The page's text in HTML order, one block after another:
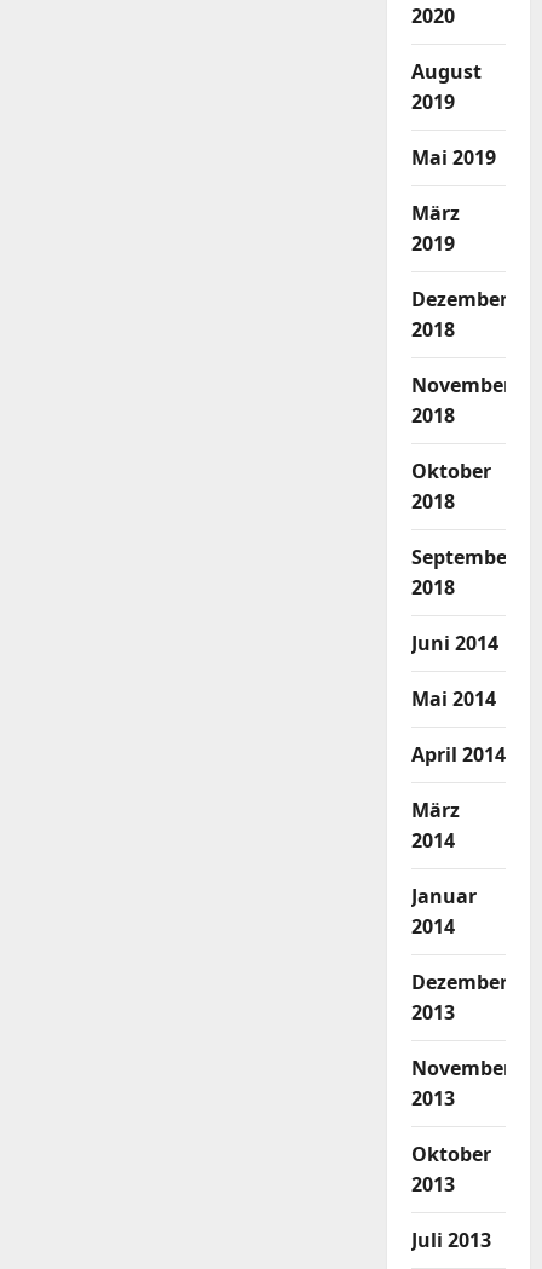
2020
August
2019
Mai 2019
März
2019
Dezember
2018
November
2018
Oktober
2018
September
2018
Juni 2014
Mai 2014
April 2014
März
2014
Januar
2014
Dezember
2013
November
2013
Oktober
2013
Juli 2013